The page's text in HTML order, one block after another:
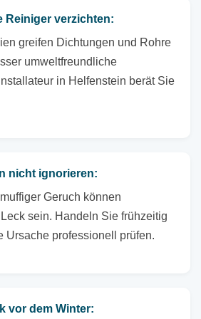
Reiniger verzichten:
greifen Dichtungen und Rohre
umweltfreundliche
in Helfenstein berät Sie
nicht ignorieren:
Geruch können
sein. Handeln Sie frühzeitig
Ursache professionell prüfen.
vor dem Winter: